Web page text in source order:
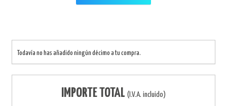
Todavía no has añadido ningún décimo a tu compra.
IMPORTE TOTAL (I.V.A. incluido)